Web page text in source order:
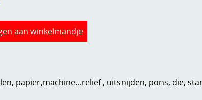
papier,machine...reliëf , uitsnijden, pons, die,